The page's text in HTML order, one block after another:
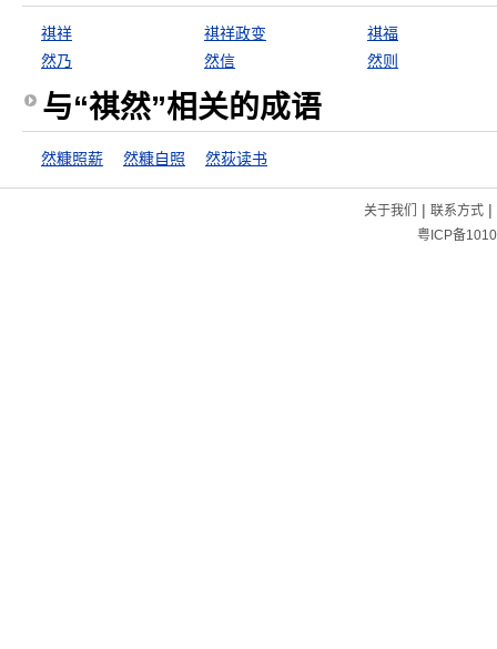
祺祥 祺祥政变
祺福
然乃
然信 然则
与“祺然”相关的成语
然糠照薪 然糠自照 然荻读书
关于我们 | 联系方式|
粤ICP备